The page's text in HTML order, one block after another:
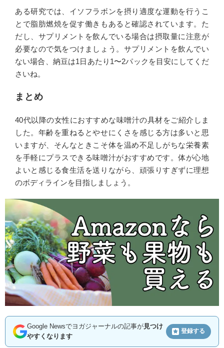
ある研究では、イソフラボンを摂り適度な運動を行うこ
とで脂肪燃焼を促す働きもあると確認されています。た
だし、サプリメントを飲んでいる場合は摂取量に注意が
必要なので気をつけましょう。サプリメントを飲んでい
ない場合、納豆は1日あたり1〜2パックを目安にしてくだ
さいね。
まとめ
40代以降の女性におすすめな味噌汁の具材をご紹介しま
した。年齢を重ねるとやせにくさを感じる方は多いと思
いますが、そんなときこそ体を温め不足しがちな栄養素
を手軽にプラスできる味噌汁がおすすめです。体が心地
よいと感じる食生活を送りながら、頑張りすぎずに理想
のボディラインを目指しましょう。
Google Newsでヨガジャーナルの記事が見つけ
やすくなります
登録する